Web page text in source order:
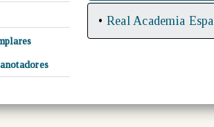
• Real Academia